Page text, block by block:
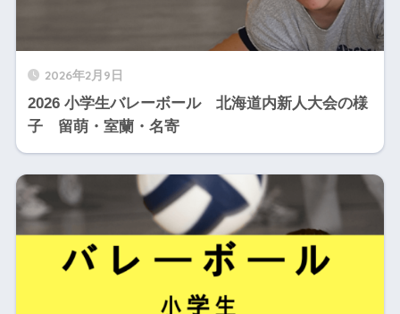
2026年2月9日
2026 小学生バレーボール 北海道内新人大会の様
子 留萌・室蘭・名寄